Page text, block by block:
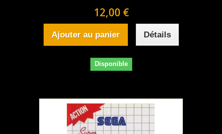
12,00 €
Ajouter au panier Détails
Disponible